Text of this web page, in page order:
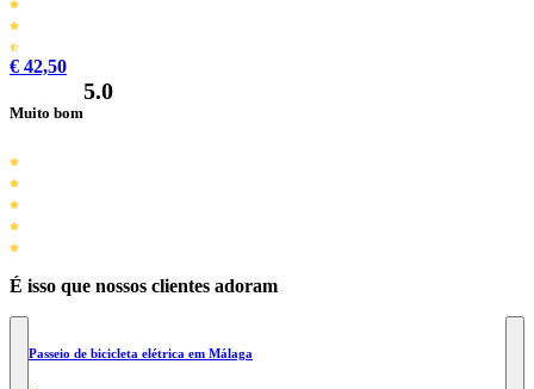
€ 42,50
Muito bom
5.0
É isso que nossos clientes adoram
Passeio de bicicleta elétrica em Málaga